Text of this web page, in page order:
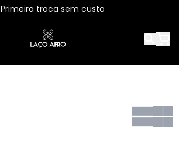
Primeira troca sem custo